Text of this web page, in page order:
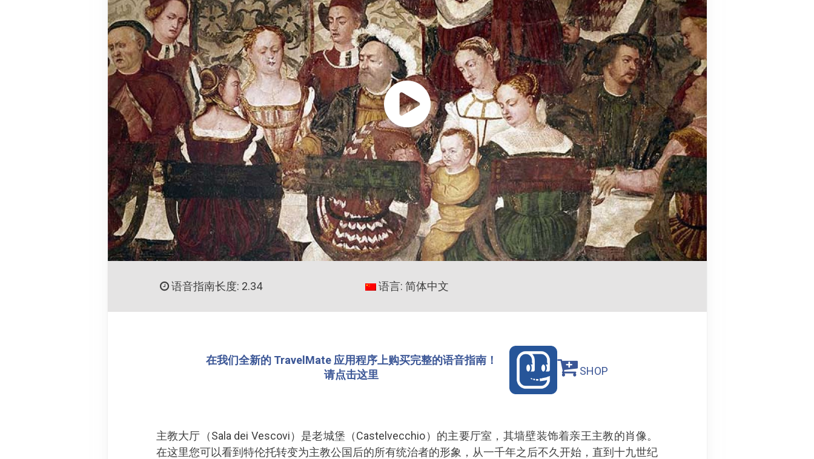
语音指南长度: 2.34 语言: 简体中文
在我们全新的 TravelMate 应用程序上购买完整的语音指南！
请点击这里
SHOP
主教大厅（Sala dei Vescovi）是老城堡（Castelvecchio）的主要厅室，其墙壁装饰着亲王主教的肖像。
在这里您可以看到特伦托转变为主教公国后的所有统治者的形象，从一千年之后不久开始，直到十九世纪